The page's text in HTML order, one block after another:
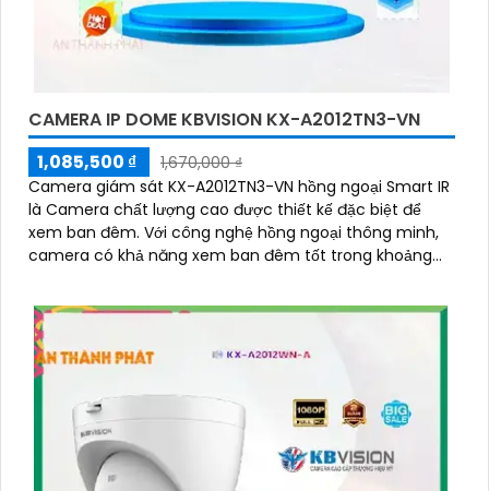
CAMERA IP DOME KBVISION KX-A2012TN3-VN
1,085,500 ₫
1,670,000 ₫
Camera giám sát KX-A2012TN3-VN hồng ngoại Smart IR
là Camera chất lượng cao được thiết kế đặc biệt để
xem ban đêm. Với công nghệ hồng ngoại thông minh,
camera có khả năng xem ban đêm tốt trong khoảng